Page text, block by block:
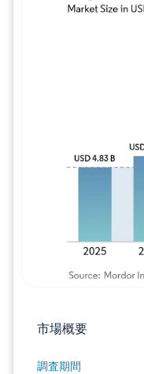
市場概要
調査期間